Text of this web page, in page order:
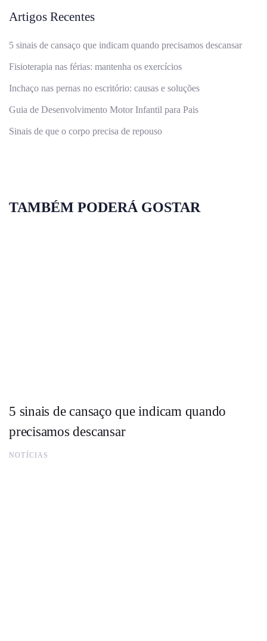
Artigos Recentes
5 sinais de cansaço que indicam quando precisamos descansar
Fisioterapia nas férias: mantenha os exercícios
Inchaço nas pernas no escritório: causas e soluções
Guia de Desenvolvimento Motor Infantil para Pais
Sinais de que o corpo precisa de repouso
TAMBÉM PODERÁ GOSTAR
5 sinais de cansaço que indicam quando
precisamos descansar
NOTÍCIAS